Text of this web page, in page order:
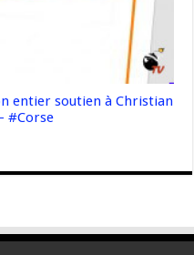
entier soutien à Christian
#Corse